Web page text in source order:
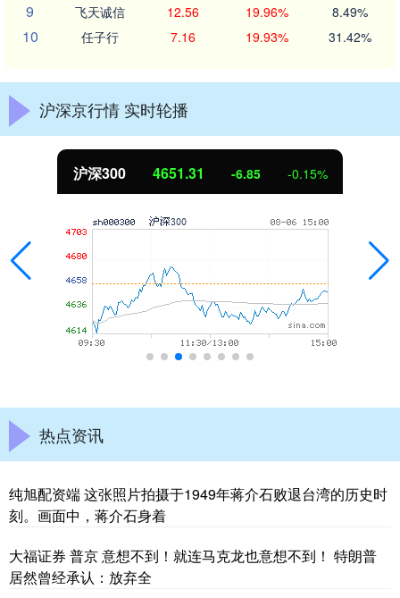
9 飞天诚信 12.56 19.96% 8.49%
10 任子行 7.16 19.93% 31.42%
沪深京行情 实时轮播
北证50 1122.88 3.42 0.30%
热点资讯
纯旭配资端 这张照片拍摄于1949年蒋介石败退台湾的历史时
刻。画面中，蒋介石身着
大福证券 普京 意想不到！就连马克龙也意想不到！ 特朗普
居然曾经承认：放弃全